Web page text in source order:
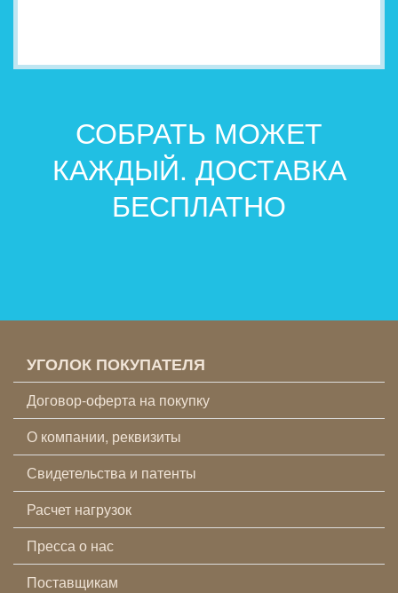
СОБРАТЬ МОЖЕТ
КАЖДЫЙ. ДОСТАВКА
БЕСПЛАТНО
УГОЛОК ПОКУПАТЕЛЯ
Договор-оферта на покупку
О компании, реквизиты
Свидетельства и патенты
Расчет нагрузок
Пресса о нас
Поставщикам